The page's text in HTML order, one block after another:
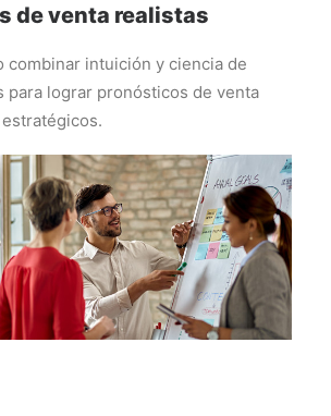
de venta realistas
combinar intuición y ciencia de
para lograr pronósticos de venta